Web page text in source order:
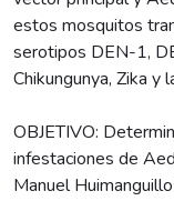
estos mosquitos
serotipos DEN-1,
Chikungunya, Zika y
OBJETIVO:
infestaciones de
Manuel